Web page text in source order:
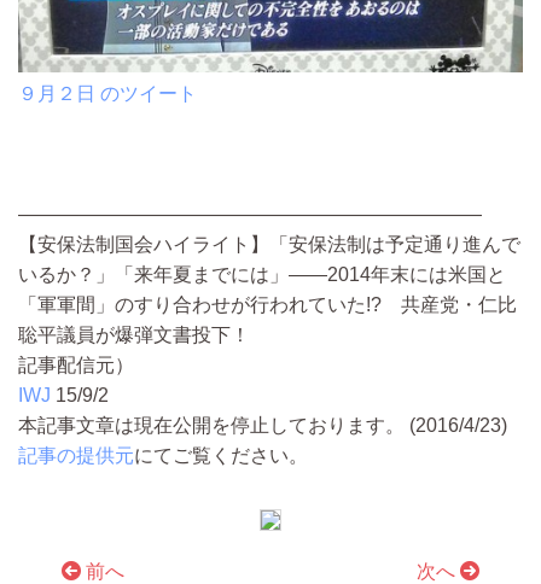
９月２日 のツイート
————————————————————————
【安保法制国会ハイライト】「安保法制は予定通り進んで
いるか？」「来年夏までには」――2014年末には米国と
「軍軍間」のすり合わせが行われていた!? 共産党・仁比
聡平議員が爆弾文書投下！
記事配信元）
IWJ 15/9/2
本記事文章は現在公開を停止しております。 (2016/4/23)
記事の提供元にてご覧ください。
前へ 次へ